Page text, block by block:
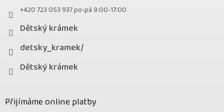
+420 723 053 937 po-pá 9:00-17:00
Dětský krámek
detsky_kramek/
Dětský krámek
Přijímáme online platby